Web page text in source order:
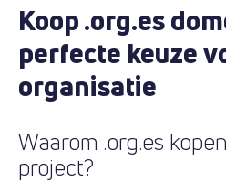
Koop .org.es
perfecte keuze
organisatie
Waarom .org.es
project?